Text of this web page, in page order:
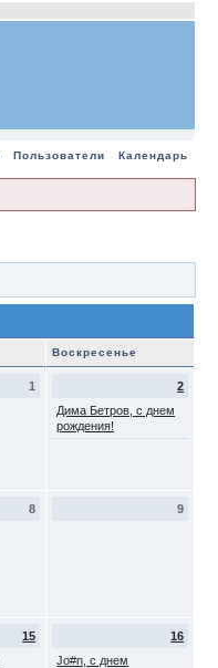
Пользователи Календарь
Воскресенье
1
2
Дима Бетров, с днем
рождения!
8 9
15
16
Jo#n, с днем